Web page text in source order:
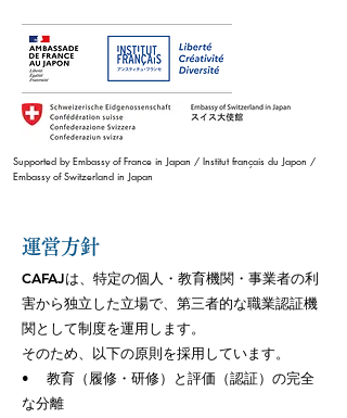
Supported by Embassy of France in Japan / Institut français du Japon /
Embassy of Switzerland in Japan
運営方針
CAFAJは、特定の個人・教育機関・事業者の利
害から独立した立場で、第三者的な職業認証機
関として制度を運用します。
そのため、以下の原則を採用しています。
• 教育（履修・研修）と評価（認証）の完全
な分離